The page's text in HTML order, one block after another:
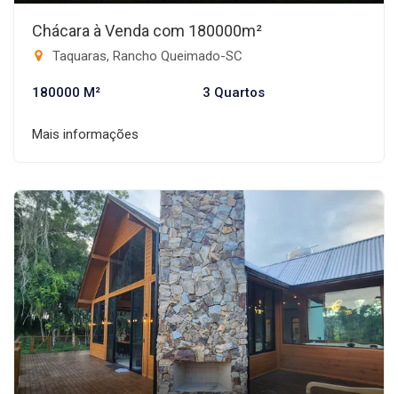
Chácara à Venda com 180000m²
Taquaras, Rancho Queimado-SC
180000 M² 3 Quartos
Mais informações